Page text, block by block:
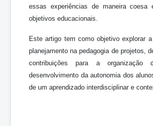
essas experiências de maneira coesa
objetivos educacionais.
Este artigo tem como objetivo explorar
planejamento na pedagogia de projetos,
contribuições para a organização
desenvolvimento da autonomia dos
de um aprendizado interdisciplinar e